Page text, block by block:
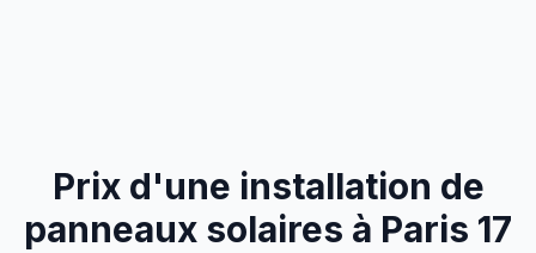
Prix d'une installation de
panneaux solaires à Paris 17